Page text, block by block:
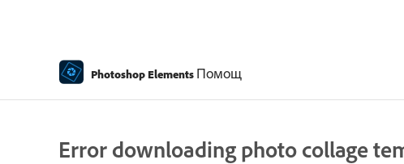
Photoshop Elements Помощ
Error downloading photo collage